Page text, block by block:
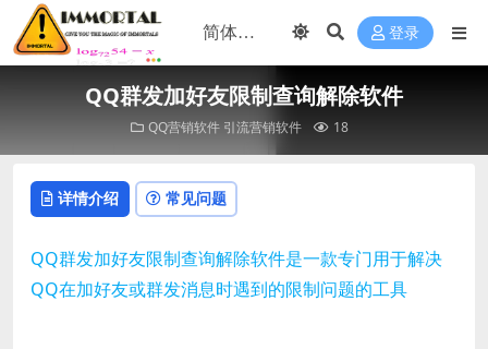
登录
QQ群发加好友限制查询解除软件
QQ营销软件 引流营销软件 18
详情介绍 常见问题
QQ群发加好友限制查询解除软件是一款专门用于解决
QQ在加好友或群发消息时遇到的限制问题的工具